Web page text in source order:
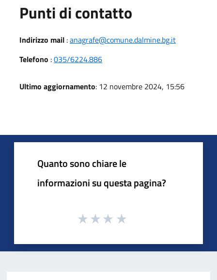
Punti di contatto
Indirizzo mail :anagrafe@comune.dalmine.bg.it
Telefono :035/6224.886
Ultimo aggiornamento: 12 novembre 2024, 15:56
Quanto sono chiare le
informazioni su questa pagina?